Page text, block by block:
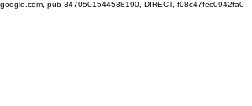
google.com, pub-3470501544538190, DIRECT, f08c47fec0942fa0